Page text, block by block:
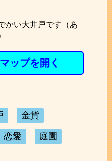
かい大井戸です（あ
ップを開く
金貨
恋愛 庭園